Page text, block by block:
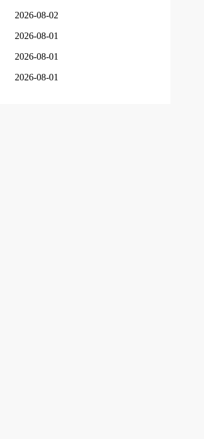
2026-08-02
2026-08-01
2026-08-01
2026-08-01